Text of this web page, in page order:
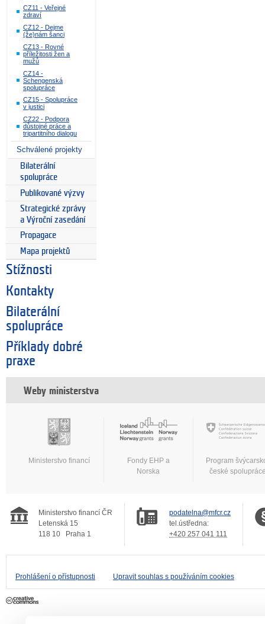
CZ11 - Veřejné
zdraví
CZ12 - Dejme
(že)nám šanci
CZ13 - Rovné
příležitosti žen a
mužů
CZ14 -
Schengenská
spolupráce
CZ15 - Spolupráce
v justici
CZ22 - Podpora
důstojné práce a
tripartitního dialogu
Schválené projekty
Bilaterální
spolupráce
Publikované výzvy
Strategické zprávy
a Výroční zasedání
Propagace
Mapa projektů
Stížnosti
Kontakty
Bilaterální
spolupráce
Příklady dobré
praxe
Weby ministerstva
Ministerstvo financí
Fondy EHP a
Norska
Program
české
Ministerstvo financí ČR
Letenská 15
118 10
Praha 1
podatelna@mfcr.cz
tel.ústředna:
+420 257 041 111
Prohlášení o přístupnosti Upravit souhlas s používáním cookies